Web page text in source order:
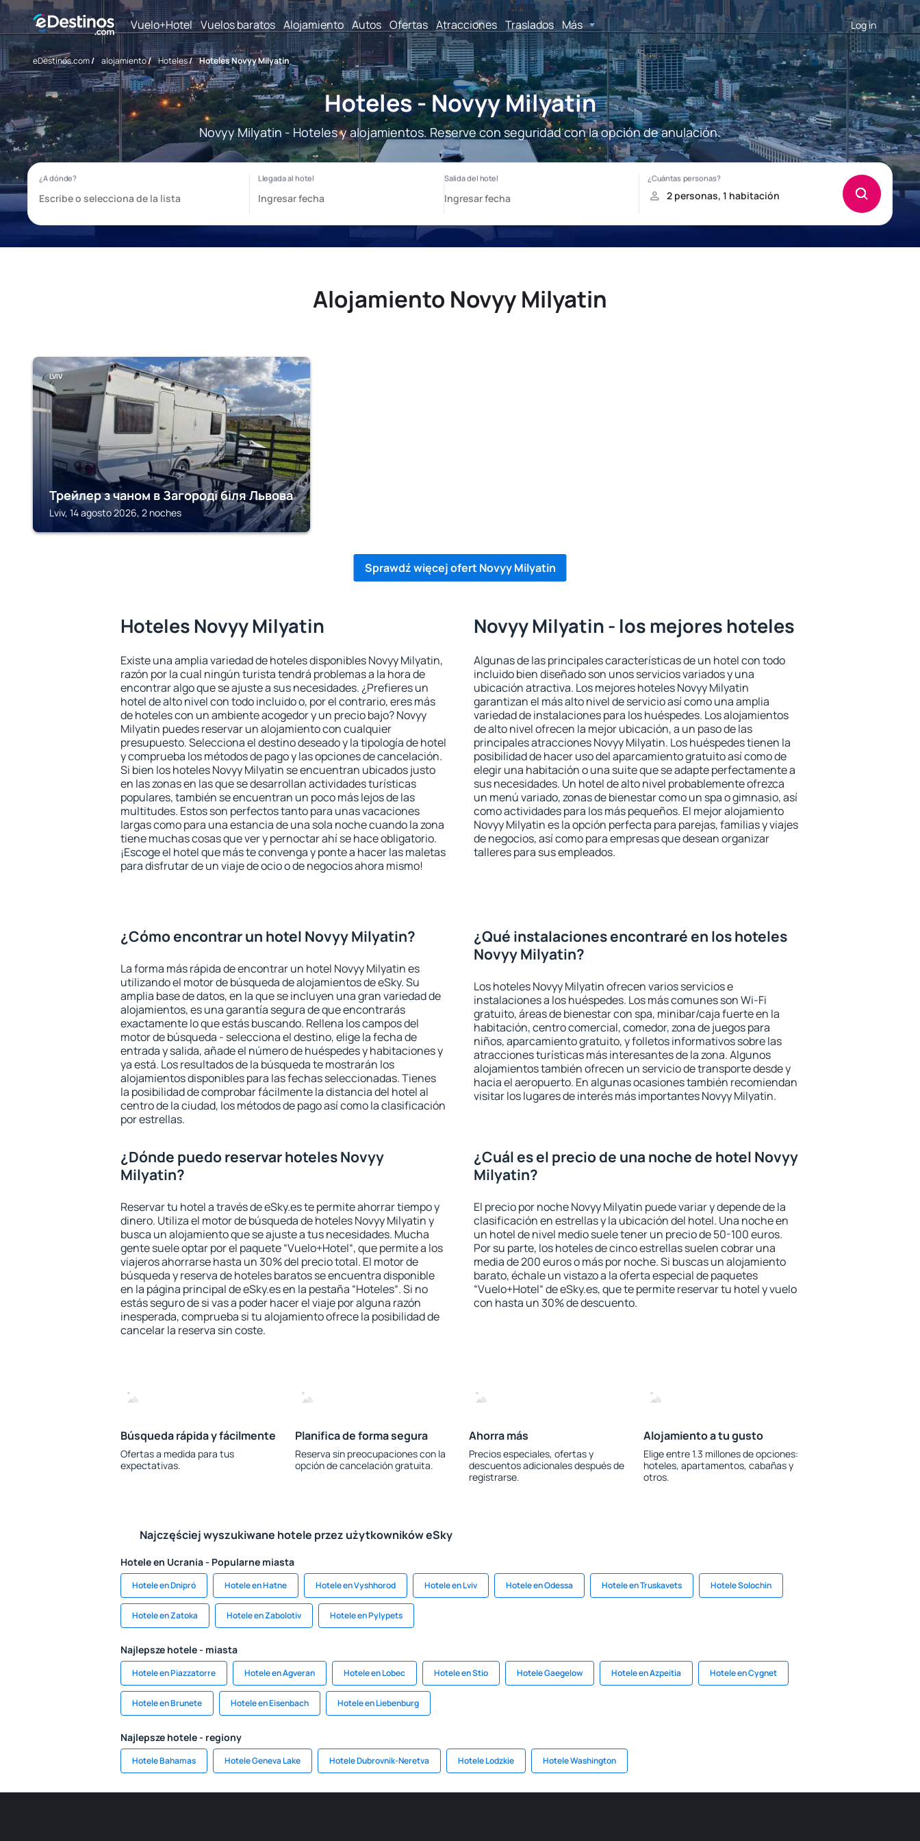
Vuelo+Hotel Vuelos baratos Alojamiento Autos Ofertas Atracciones Traslados Más Log in
eDestinos.com/ alojamiento/ Hoteles/ Hoteles Novyy Milyatin
Hoteles - Novyy Milyatin
Novyy Milyatin - Hoteles y alojamientos. Reserve con seguridad con la opción de anulación.
Alojamiento Novyy Milyatin
LVIV
Трейлер з чаном в Загороді біля Львова
Lviv, 14 agosto 2026, 2 noches
Sprawdź więcej ofert Novyy Milyatin
Hoteles Novyy Milyatin
Existe una amplia variedad de hoteles disponibles Novyy Milyatin,
razón por la cual ningún turista tendrá problemas a la hora de
encontrar algo que se ajuste a sus necesidades. ¿Prefieres un
hotel de alto nivel con todo incluido o, por el contrario, eres más
de hoteles con un ambiente acogedor y un precio bajo? Novyy
Milyatin puedes reservar un alojamiento con cualquier
presupuesto. Selecciona el destino deseado y la tipología de hotel
y comprueba los métodos de pago y las opciones de cancelación.
Si bien los hoteles Novyy Milyatin se encuentran ubicados justo
en las zonas en las que se desarrollan actividades turísticas
populares, también se encuentran un poco más lejos de las
multitudes. Estos son perfectos tanto para unas vacaciones
largas como para una estancia de una sola noche cuando la zona
tiene muchas cosas que ver y pernoctar ahí se hace obligatorio.
¡Escoge el hotel que más te convenga y ponte a hacer las maletas
para disfrutar de un viaje de ocio o de negocios ahora mismo!
Novyy Milyatin - los mejores hoteles
Algunas de las principales características de un hotel con todo
incluido bien diseñado son unos servicios variados y una
ubicación atractiva. Los mejores hoteles Novyy Milyatin
garantizan el más alto nivel de servicio así como una amplia
variedad de instalaciones para los huéspedes. Los alojamientos
de alto nivel ofrecen la mejor ubicación, a un paso de las
principales atracciones Novyy Milyatin. Los huéspedes tienen la
posibilidad de hacer uso del aparcamiento gratuito así como de
elegir una habitación o una suite que se adapte perfectamente a
sus necesidades. Un hotel de alto nivel probablemente ofrezca
un menú variado, zonas de bienestar como un spa o gimnasio, así
como actividades para los más pequeños. El mejor alojamiento
Novyy Milyatin es la opción perfecta para parejas, familias y viajes
de negocios, así como para empresas que desean organizar
talleres para sus empleados.
¿Cómo encontrar un hotel Novyy Milyatin?
La forma más rápida de encontrar un hotel Novyy Milyatin es
utilizando el motor de búsqueda de alojamientos de eSky. Su
amplia base de datos, en la que se incluyen una gran variedad de
alojamientos, es una garantía segura de que encontrarás
exactamente lo que estás buscando. Rellena los campos del
motor de búsqueda - selecciona el destino, elige la fecha de
entrada y salida, añade el número de huéspedes y habitaciones y
ya está. Los resultados de la búsqueda te mostrarán los
alojamientos disponibles para las fechas seleccionadas. Tienes
la posibilidad de comprobar fácilmente la distancia del hotel al
centro de la ciudad, los métodos de pago así como la clasificación
por estrellas.
¿Qué instalaciones encontraré en los hoteles
Novyy Milyatin?
Los hoteles Novyy Milyatin ofrecen varios servicios e
instalaciones a los huéspedes. Los más comunes son Wi-Fi
gratuito, áreas de bienestar con spa, minibar/caja fuerte en la
habitación, centro comercial, comedor, zona de juegos para
niños, aparcamiento gratuito, y folletos informativos sobre las
atracciones turísticas más interesantes de la zona. Algunos
alojamientos también ofrecen un servicio de transporte desde y
hacia el aeropuerto. En algunas ocasiones también recomiendan
visitar los lugares de interés más importantes Novyy Milyatin.
¿Dónde puedo reservar hoteles Novyy
Milyatin?
Reservar tu hotel a través de eSky.es te permite ahorrar tiempo y
dinero. Utiliza el motor de búsqueda de hoteles Novyy Milyatin y
busca un alojamiento que se ajuste a tus necesidades. Mucha
gente suele optar por el paquete “Vuelo+Hotel“, que permite a los
viajeros ahorrarse hasta un 30% del precio total. El motor de
búsqueda y reserva de hoteles baratos se encuentra disponible
en la página principal de eSky.es en la pestaña “Hoteles“. Si no
estás seguro de si vas a poder hacer el viaje por alguna razón
inesperada, comprueba si tu alojamiento ofrece la posibilidad de
cancelar la reserva sin coste.
¿Cuál es el precio de una noche de hotel Novyy
Milyatin?
El precio por noche Novyy Milyatin puede variar y depende de la
clasificación en estrellas y la ubicación del hotel. Una noche en
un hotel de nivel medio suele tener un precio de 50-100 euros.
Por su parte, los hoteles de cinco estrellas suelen cobrar una
media de 200 euros o más por noche. Si buscas un alojamiento
barato, échale un vistazo a la oferta especial de paquetes
“Vuelo+Hotel“ de eSky.es, que te permite reservar tu hotel y vuelo
con hasta un 30% de descuento.
Búsqueda rápida y fácilmente
Ofertas a medida para tus
expectativas.
Planifica de forma segura
Reserva sin preocupaciones con la
opción de cancelación gratuita.
Ahorra más
Precios especiales, ofertas y
descuentos adicionales después de
registrarse.
Alojamiento a tu gusto
Elige entre 1.3 millones de opciones:
hoteles, apartamentos, cabañas y
otros.
Najczęściej wyszukiwane hotele przez użytkowników eSky
Hotele en Ucrania - Popularne miasta
Hotele en Dnipró Hotele en Hatne Hotele en Vyshhorod Hotele en Lviv Hotele en Odessa Hotele en Truskavets Hotele Solochin
Hotele en Zatoka Hotele en Zabolotiv Hotele en Pylypets
Najlepsze hotele - miasta
Hotele en Piazzatorre Hotele en Agveran Hotele en Lobec Hotele en Stio Hotele Gaegelow Hotele en Azpeitia Hotele en Cygnet
Hotele en Brunete Hotele en Eisenbach Hotele en Liebenburg
Najlepsze hotele - regiony
Hotele Bahamas Hotele Geneva Lake Hotele Dubrovnik-Neretva Hotele Lodzkie Hotele Washington